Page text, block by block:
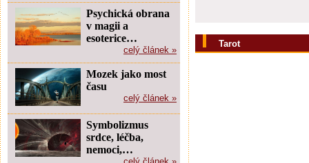
Tarot
Psychická obrana
v magii a
esoterice…
celý článek »
Mozek jako most
času
celý článek »
Symbolizmus
srdce, léčba,
nemoci,…